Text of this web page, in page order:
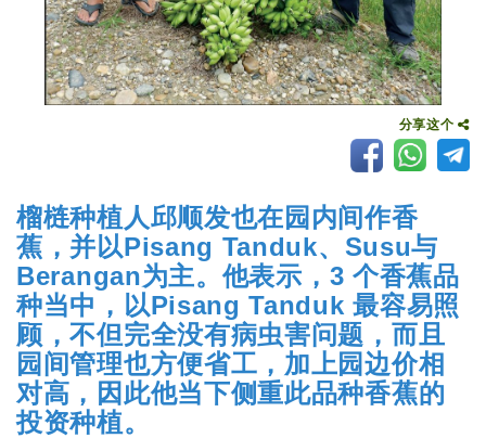
分享这个
榴梿种植人邱顺发也在园内间作香
蕉，并以Pisang Tanduk、Susu与
Berangan为主。他表示，3 个香蕉品
种当中，以Pisang Tanduk 最容易照
顾，不但完全没有病虫害问题，而且
园间管理也方便省工，加上园边价相
对高，因此他当下侧重此品种香蕉的
投资种植。